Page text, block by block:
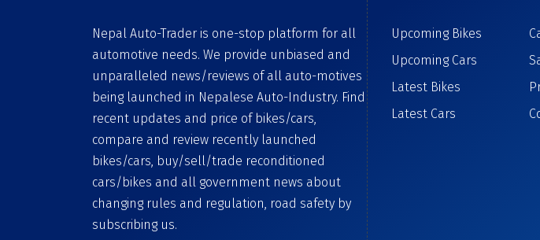
Nepal Auto-Trader is one-stop platform for all
automotive needs. We provide unbiased and
unparalleled news/reviews of all auto-motives
being launched in Nepalese Auto-Industry. Find
recent updates and price of bikes/cars,
compare and review recently launched
bikes/cars, buy/sell/trade reconditioned
cars/bikes and all government news about
changing rules and regulation, road safety by
subscribing us.
Upcoming Bikes
Upcoming Cars
Latest Bikes
Latest Cars